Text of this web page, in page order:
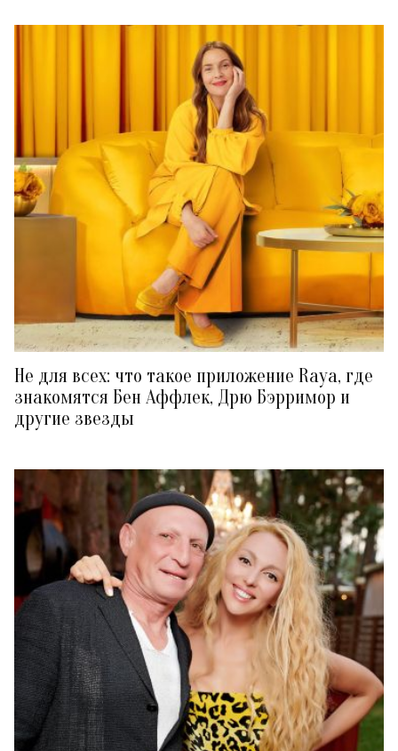
Не для всех: что такое приложение Raya, где
знакомятся Бен Аффлек, Дрю Бэрримор и
другие звезды